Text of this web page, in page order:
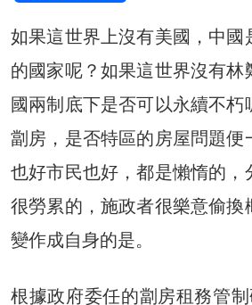
如果這世界上沒有美國，中國
的國家呢？如果這世界沒有林
國兩制底下是否可以永續不朽
劏房，是否特區的房屋問題便
也好市民也好，都是懶惰的，
很勞累的，施政者很樂意偷換
變作成自身的是。
根據政府委任的劏房租務管